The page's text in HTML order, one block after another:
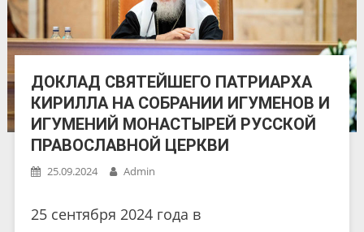
ДОКЛАД СВЯТЕЙШЕГО ПАТРИАРХА
КИРИЛЛА НА СОБРАНИИ ИГУМЕНОВ И
ИГУМЕНИЙ МОНАСТЫРЕЙ РУССКОЙ
ПРАВОСЛАВНОЙ ЦЕРКВИ
25.09.2024 Admin
25 сентября 2024 года в